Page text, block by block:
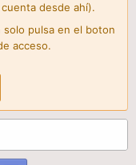
desde ahí).
pulsa en el boton
acceso.